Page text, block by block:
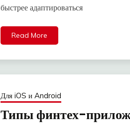
быстрее адаптироваться
Read More
Для iOS и Android
Типы финтех-